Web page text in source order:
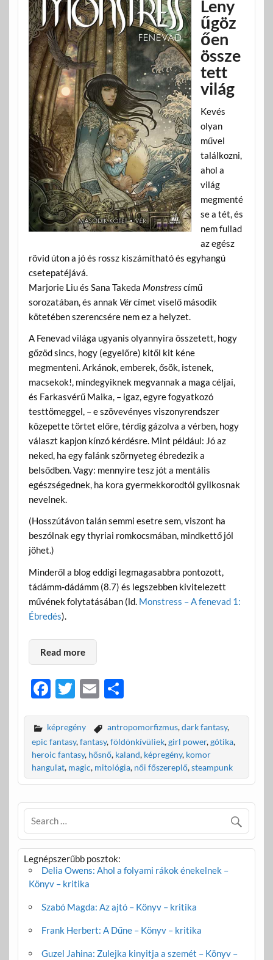
Leny
űgöz
ően
össze
tett
világ
Kevés
olyan
művel
találkozni,
ahol a
világ
megmenté
se a tét, és
nem fullad
az egész
rövid úton a jó és rossz kiszámítható és egyhangú
csetepatéjává.
Marjorie Liu és Sana Takeda Monstresscímű
sorozatában, és annak Vércímet viselő második
kötetében szerencsére nem ez a helyzet.
A Fenevad világa ugyanis olyannyira összetett, hogy
gőzöd sincs, hogy (egyelőre) kitől kit kéne
megmenteni. Arkánok, emberek, ősök, istenek,
macsekok!, mindegyiknek megvannak a maga céljai,
és Farkasvérű Maika, – igaz, egyre fogyatkozó
testtömeggel, – e szövevényes viszonyrendszer
közepette törtet előre, térdig gázolva a vérben, hogy
választ kapjon kínzó kérdésre. Mint például: Jó az
neked, ha egy falánk szörnyeteg ébredezik a
belsődben. Vagy: mennyire tesz jót a mentális
egészségednek, ha kora gyermekkorodtól gyilkosnak
nevelnek.
(Hosszútávon talán semmi esetre sem, viszont ha
beszólnak egy thyriai romkocsmában, mindkettő jól
jöhet.)
Minderől a blog eddigi legmagasabbra pontozott,
tádámm-dádámm (8.7) és legszebben kivitelezett
művének folytatásában (ld. Monstress – A fenevad 1:
Ébredés).
Read more
F
e
b
o
o
k
T
itt
er
E
ail
O
za
m
e
g
képregény antropomorfizmus,dark fantasy,
epic fantasy,fantasy,földönkívüliek,girl power,gótika,
heroic fantasy, hősnő, kaland, képregény, komor
hangulat, magic, mitológia, női főszereplő,steampunk
Legnépszerűbb posztok:
Delia Owens: Ahol a folyami rákok énekelnek –
Könyv – kritika
Szabó Magda: Az ajtó – Könyv – kritika
Frank Herbert: A Dűne – Könyv – kritika
Guzel Jahina: Zulejka kinyitja a szemét – Könyv –